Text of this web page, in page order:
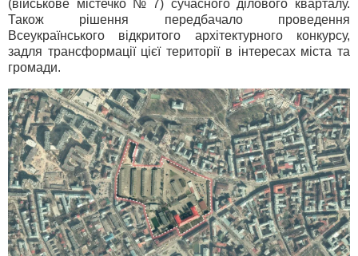
(військове містечко № 7) сучасного ділового кварталу.
Також рішення передбачало проведення
Всеукраїнського відкритого архітектурного конкурсу,
задля трансформації цієї території в інтересах міста та
громади.